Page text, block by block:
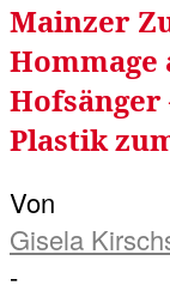
Mainzer
Hommage
Hofsänger
Plastik
Von
Gisela
-